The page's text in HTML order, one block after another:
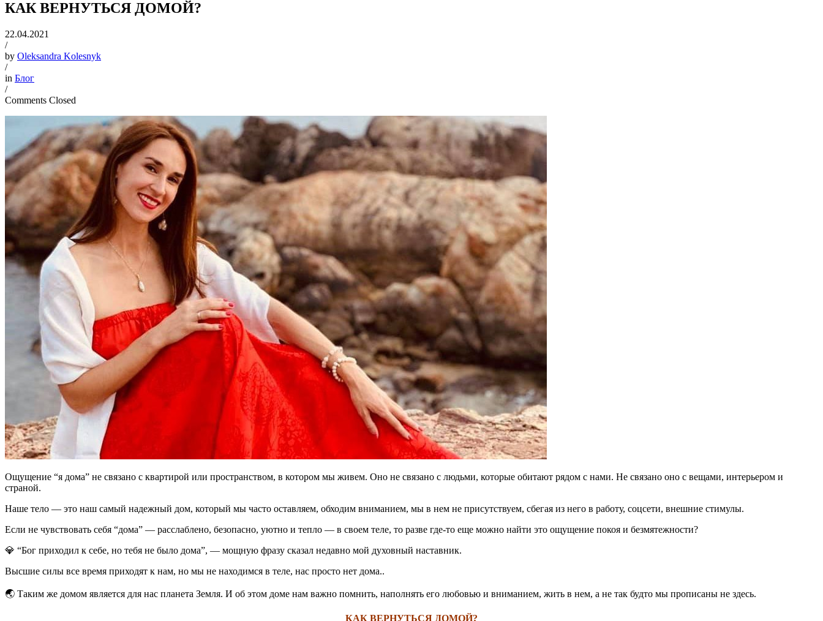
КАК ВЕРНУТЬСЯ ДОМОЙ?
22.04.2021
/
by Oleksandra Kolesnyk
/
in Блог
/
Comments Closed
Ощущение “я дома” не связано с квартирой или пространством, в котором мы живем. Оно не связано с людьми, которые обитают рядом с нами. Не связано оно с вещами, интерьером и
страной.
Наше тело — это наш самый надежный дом, который мы часто оставляем, обходим вниманием, мы в нем не присутствуем, сбегая из него в работу, соцсети, внешние стимулы.
Если не чувствовать себя “дома” — расслаблено, безопасно, уютно и тепло — в своем теле, то разве где-то еще можно найти это ощущение покоя и безмятежности?
💎 “Бог приходил к себе, но тебя не было дома”, — мощную фразу сказал недавно мой духовный наставник.
Высшие силы все время приходят к нам, но мы не находимся в теле, нас просто нет дома..
🌏 Таким же домом является для нас планета Земля. И об этом доме нам важно помнить, наполнять его любовью и вниманием, жить в нем, а не так будто мы прописаны не здесь.
КАК ВЕРНУТЬСЯ ДОМОЙ?